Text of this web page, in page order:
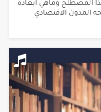
المصطلح وماهي ابعاده
المدون الاقتصادي